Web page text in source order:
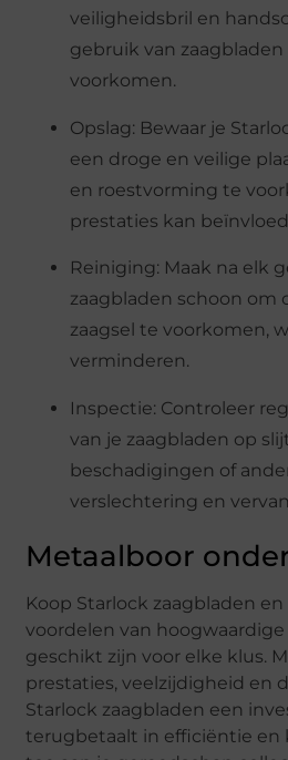
veiligheidsbril en
gebruik van
voorkomen.
Opslag: Bewaar je
een droge en veilige
en roestvorming te
prestaties kan
Reiniging: Maak na elk
zaagbladen schoon om
zaagsel te voorkomen,
verminderen.
Inspectie: Controleer
van je zaagbladen op
beschadigingen of
verslechtering en
Metaalboor
Koop Starlock zaagbladen en
voordelen van
geschikt zijn voor elke klus.
prestaties, veelzijdigheid en
Starlock zaagbladen een
terugbetaalt in efficiëntie en